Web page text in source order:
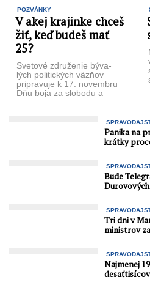
POZVÁNKY
V akej krajinke chceš
žiť, keď budeš mať
25?
Svetové združenie býva­
lých politických väzňov
pripravuje k 17. novembru
Dňu boja za slobodu a
Panika na
krátky
Bude
Tri dni v
ministrov
Najmenej